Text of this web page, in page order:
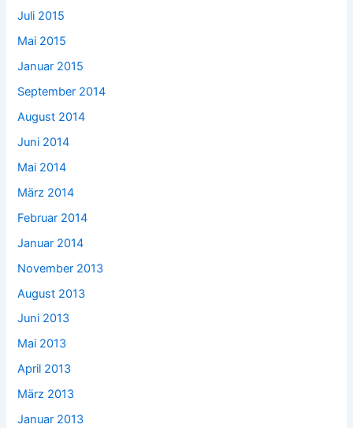
Juli 2015
Mai 2015
Januar 2015
September 2014
August 2014
Juni 2014
Mai 2014
März 2014
Februar 2014
Januar 2014
November 2013
August 2013
Juni 2013
Mai 2013
April 2013
März 2013
Januar 2013